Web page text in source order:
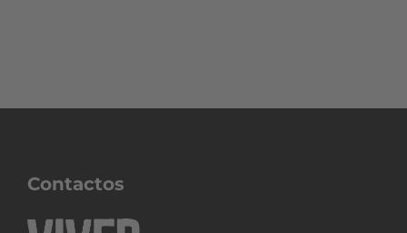
Contactos